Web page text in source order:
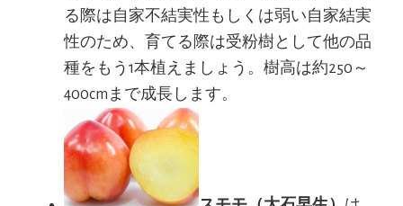
る際は自家不結実性もしくは弱い自家結実
性のため、育てる際は受粉樹として他の品
種をもう1本植えましょう。樹高は約250～
400cmまで成長します。